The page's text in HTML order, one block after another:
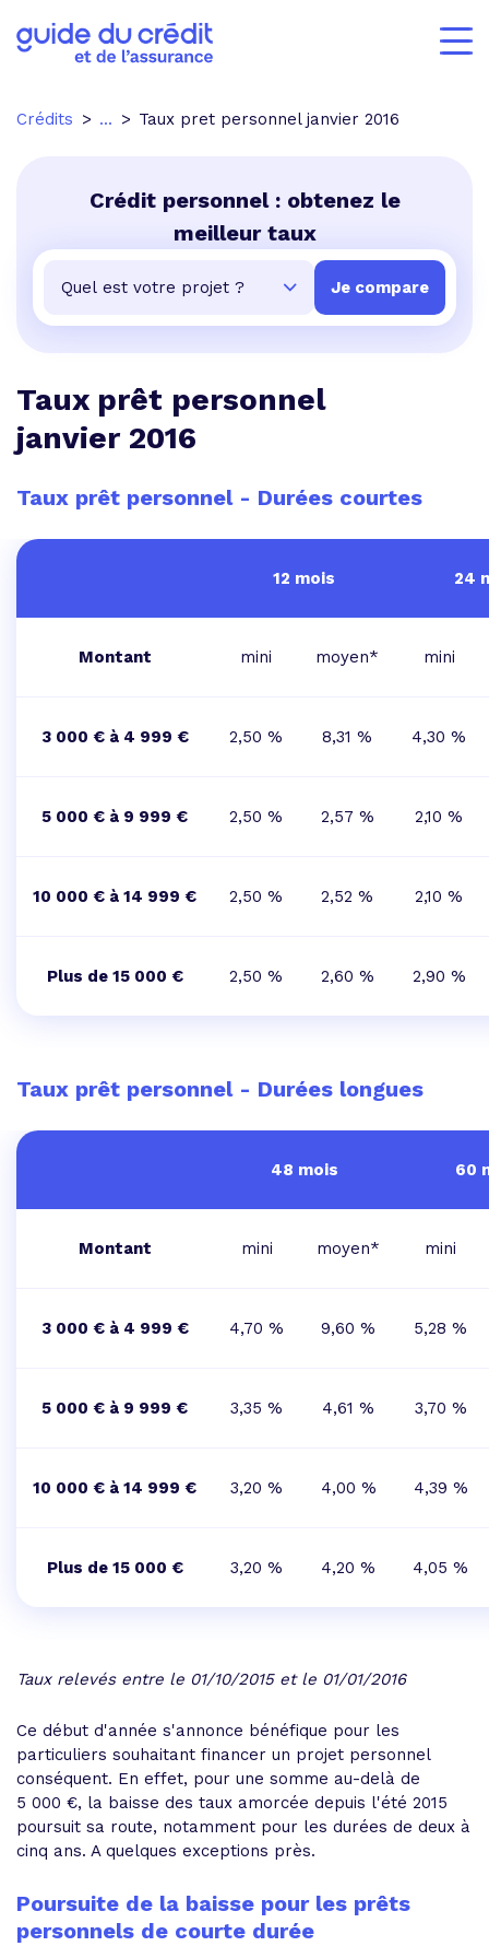
Crédits ... Taux pret personnel janvier 2016
Crédit personnel : obtenez le
meilleur taux
Taux prêt personnel
janvier 2016
Taux prêt personnel - Durées courtes
12 mois 24
Montant mini moyen* mini
3 000 € à 4 999 € 2,50 % 8,31 % 4,30 %
5 000 € à 9 999 € 2,50 % 2,57 % 2,10 %
10 000 € à 14 999 € 2,50 % 2,52 % 2,10 %
Plus de 15 000 € 2,50 % 2,60 % 2,90 %
Taux prêt personnel - Durées longues
48 mois 60
Montant mini moyen* mini
3 000 € à 4 999 € 4,70 % 9,60 % 5,28 %
5 000 € à 9 999 € 3,35 % 4,61 % 3,70 %
10 000 € à 14 999 € 3,20 % 4,00 % 4,39 %
Plus de 15 000 € 3,20 % 4,20 % 4,05 %
Taux relevés entre le 01/10/2015 et le 01/01/2016
Ce début d'année s'annonce bénéfique pour les
particuliers souhaitant financer un projet personnel
conséquent. En effet, pour une somme au-delà de
5 000 €, la baisse des taux amorcée depuis l'été 2015
poursuit sa route, notamment pour les durées de deux à
cinq ans. A quelques exceptions près.
Poursuite de la baisse pour les prêts
personnels de courte durée